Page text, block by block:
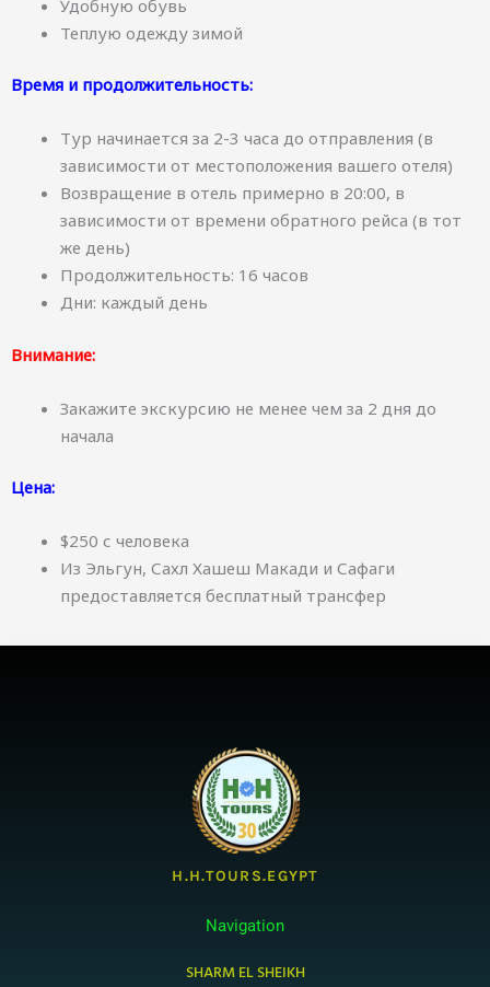
Удобную обувь
Теплую одежду зимой
Время и продолжительность:
Тур начинается за 2-3 часа до отправления (в
зависимости от местоположения вашего отеля)
Возвращение в отель примерно в 20:00, в
зависимости от времени обратного рейса (в тот
же день)
Продолжительность: 16 часов
Дни: каждый день
Внимание:
Закажите экскурсию не менее чем за 2 дня до
начала
Цена:
$250 с человека
Из Эльгун, Сахл Хашеш Макади и Сафаги
предоставляется бесплатный трансфер
H.H.TOURS.EGYPT
Navigation
SHARM EL SHEIKH